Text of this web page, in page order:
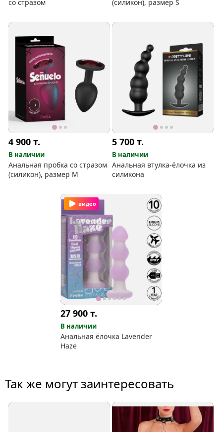
со стразом (силикон), размер S
4 900т.
В наличии
Анальная пробка со стразом
(силикон), размер M
5 700т.
В наличии
Анальная втулка-ёлочка из
силикона
видео
27 900 т.
В наличии
Анальная ёлочка Lavender
Haze
Так же могут заинтересовать